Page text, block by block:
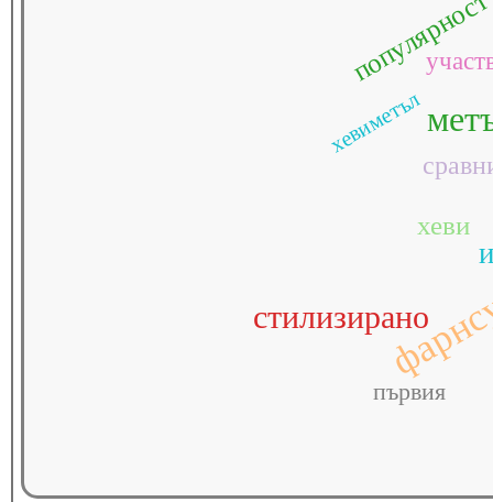
стилизирано
популярност
хеви
първия
хевиметъл